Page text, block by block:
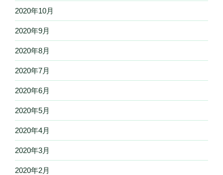
2020年10月
2020年9月
2020年8月
2020年7月
2020年6月
2020年5月
2020年4月
2020年3月
2020年2月